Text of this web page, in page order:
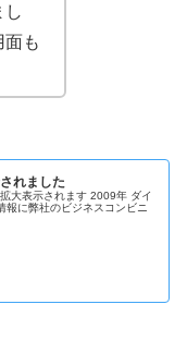
し
面も
れました
大表示されます 2009年 ダイ
報に弊社のビジネスコンビニ